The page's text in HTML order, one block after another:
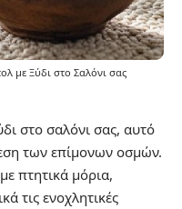
με Ξύδι στο Σαλόνι σας
στο σαλόνι σας, αυτό
των επίμονων οσμών.
πτητικά μόρια,
τις ενοχλητικές